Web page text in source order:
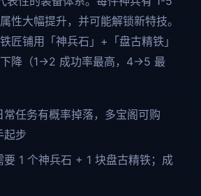
性大幅提升，并可能解锁新特技。
匠铺用「神兵石」+「盘古精铁」
降（1→2 成功率最高，4→5 最
常任务有概率掉落，多宝阁可购
起步
要 1 个神兵石 + 1 块盘古精铁；成